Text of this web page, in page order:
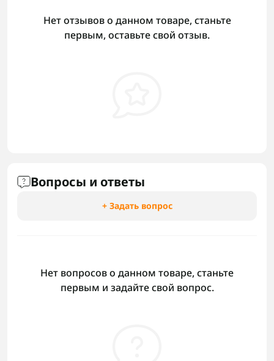
Нет отзывов о данном товаре, станьте
первым, оставьте свой отзыв.
Вопросы и ответы
+ Задать вопрос
Нет вопросов о данном товаре, станьте
первым и задайте свой вопрос.